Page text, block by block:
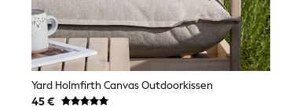
Baby Travel Accessories
All Accessories
Beach Bags
Beach Towels
Birkenstock
Crocs
Havaianas
Yard Holmfirth Canvas Outdoorkissen
45 €